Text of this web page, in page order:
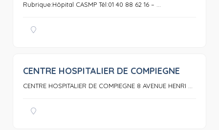
Rubrique:Hôpital CASMP Tél:01 40 88 62 16 – ...
0
CENTRE HOSPITALIER DE COMPIEGNE
CENTRE HOSPITALIER DE COMPIEGNE 8 AVENUE HENRI ...